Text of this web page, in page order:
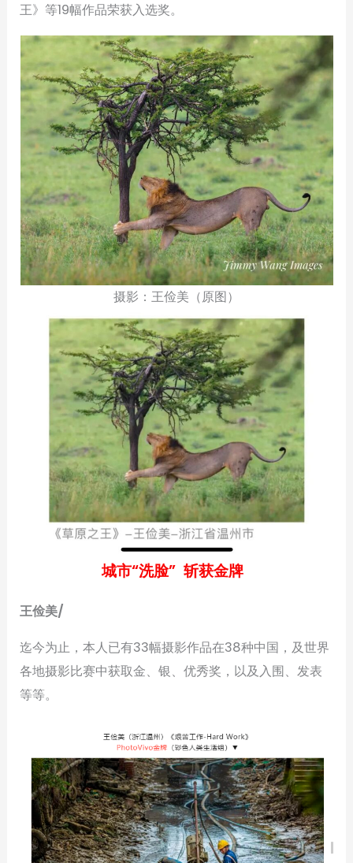
王》等19幅作品荣获入选奖。
摄影：王俭美（原图）
城市“洗脸” 斩获金牌
王俭美/
迄今为止，本人已有33幅摄影作品在38种中国，及世界
各地摄影比赛中获取金、银、优秀奖，以及入围、发表
等等。